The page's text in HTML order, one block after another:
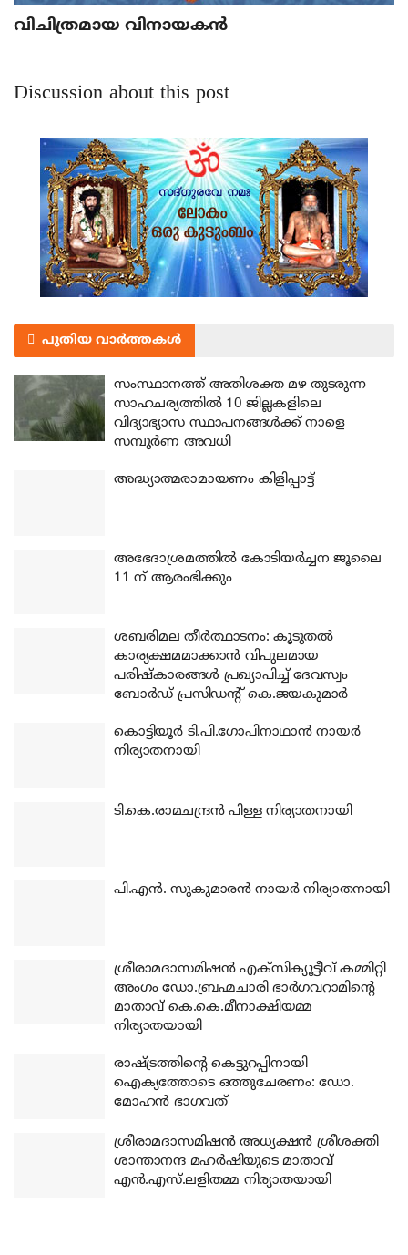
വിചിത്രമായ വിനായകന്‍
Discussion about this post
പുതിയ വാർത്തകൾ
സംസ്ഥാനത്ത് അതിശക്ത മഴ തുടരുന്ന
സാഹചര്യത്തിൽ 10 ജില്ലകളിലെ
വിദ്യാഭ്യാസ സ്ഥാപനങ്ങൾക്ക് നാളെ
സമ്പൂർണ അവധി
അദ്ധ്യാത്മരാമായണം കിളിപ്പാട്ട്
അഭേദാശ്രമത്തില്‍ കോടിയര്‍ച്ചന ജൂലൈ
11 ന് ആരംഭിക്കും
ശബരിമല തീര്‍ത്ഥാടനം: കൂടുതല്‍
കാര്യക്ഷമമാക്കാന്‍ വിപുലമായ
പരിഷ്‌കാരങ്ങള്‍ പ്രഖ്യാപിച്ച് ദേവസ്വം
ബോര്‍ഡ് പ്രസിഡന്റ് കെ.ജയകുമാര്‍
കൊട്ടിയൂര്‍ ടി.പി.ഗോപിനാഥാന്‍ നായര്‍
നിര്യാതനായി
ടി.കെ.രാമചന്ദ്രന്‍ പിള്ള നിര്യാതനായി
പി.എന്‍. സുകുമാരന്‍ നായര്‍ നിര്യാതനായി
ശ്രീരാമദാസമിഷന്‍ എക്‌സിക്യൂട്ടീവ് കമ്മിറ്റി
അംഗം ഡോ.ബ്രഹ്മചാരി ഭാര്‍ഗവറാമിന്റെ
മാതാവ് കെ.കെ.മീനാക്ഷിയമ്മ
നിര്യാതയായി
രാഷ്ട്രത്തിന്റെ കെട്ടുറപ്പിനായി
ഐക്യത്തോടെ ഒത്തുചേരണം: ഡോ.
മോഹന്‍ ഭാഗവത്
ശ്രീരാമദാസമിഷന്‍ അധ്യക്ഷന്‍ ശ്രീശക്തി
ശാന്താനന്ദ മഹര്‍ഷിയുടെ മാതാവ്
എന്‍.എസ്.ലളിതമ്മ നിര്യാതയായി